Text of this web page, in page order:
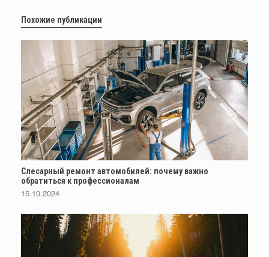
Похожие публикации
Слесарный ремонт автомобилей: почему важно
обратиться к профессионалам
15.10.2024